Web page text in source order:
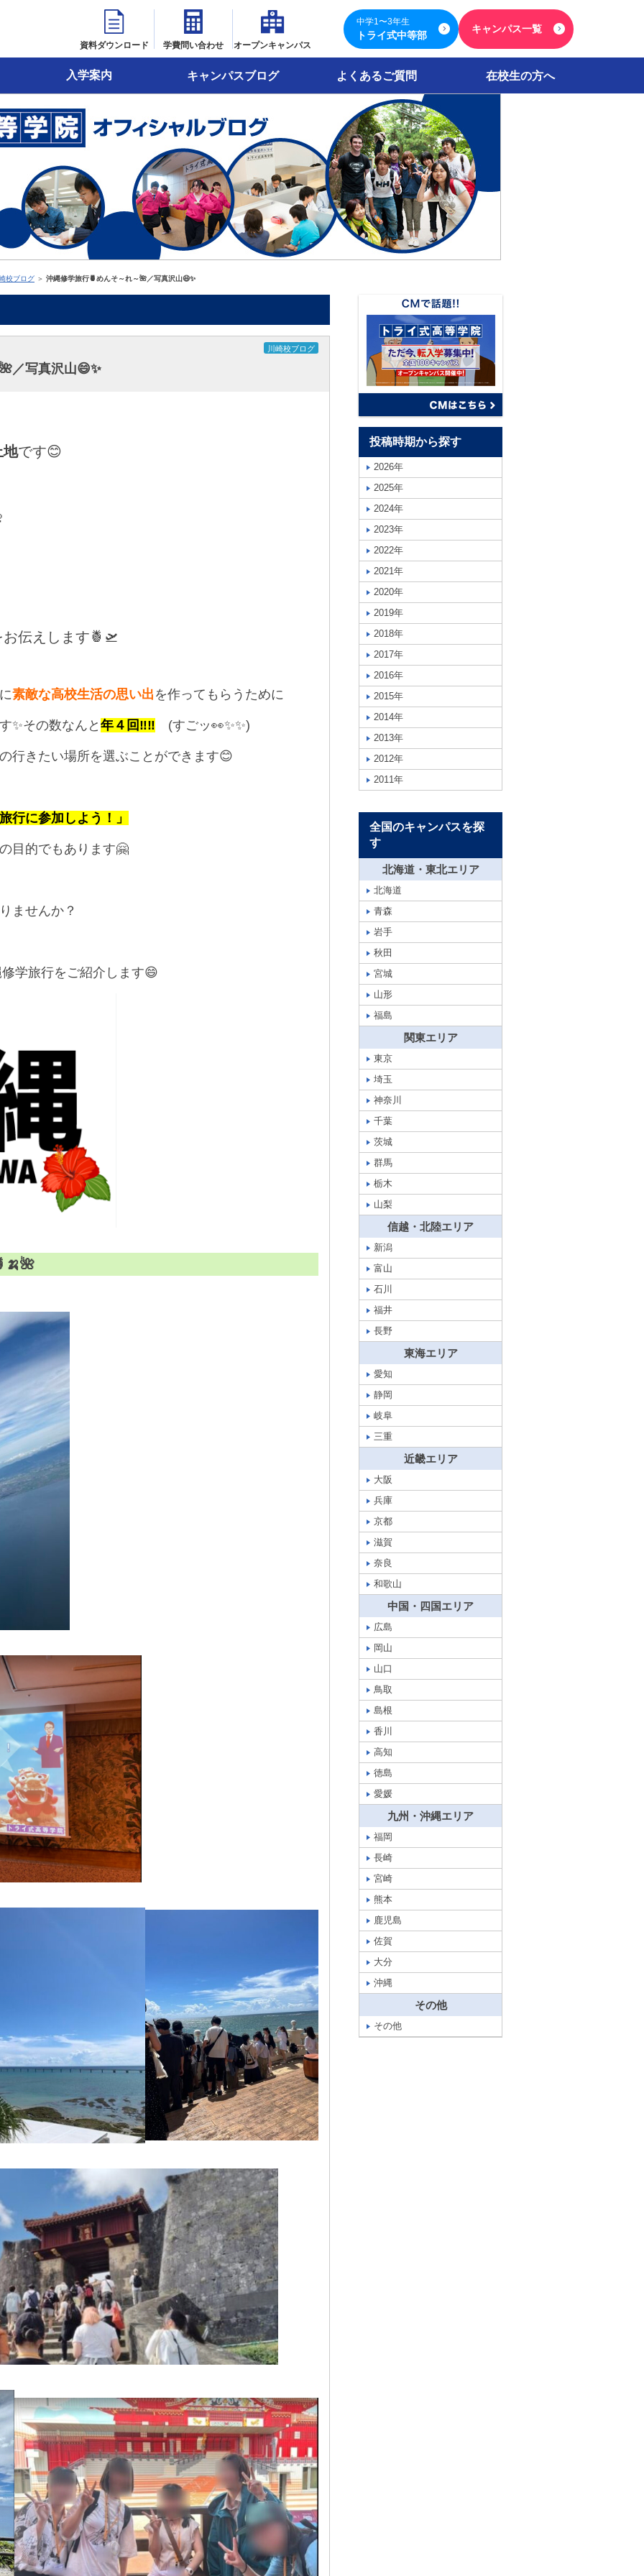
資料ダウンロード 学費問い合わせ オープンキャンパス
中学1〜3年生
トライ式中等部
キャンパス一覧
入学案内 キャンパスブログ よくあるご質問 在校生の方へ
校ブログ ＞ 沖縄修学旅行🍍めんそ～れ～🌺／写真沢山😄✨
川崎校ブログ
／写真沢山😄✨
地です😊
伝えします🍍🛫
素敵な高校生活の思い出 を作ってもらうために
✨その数なんと 年４回‼‼ (すごッ👀✨✨)
行きたい場所を選ぶことができます😊
行に参加しよう！」
目的でもあります🤗
ませんか？
学旅行をご紹介します😄
投稿時期から探す
2026年
2025年
2024年
2023年
2022年
2021年
2020年
2019年
2018年
2017年
2016年
2015年
2014年
2013年
2012年
2011年
全国のキャンパスを探
す
北海道・東北エリア
北海道
青森
岩手
秋田
宮城
山形
福島
関東エリア
東京
埼玉
神奈川
千葉
茨城
群馬
栃木
山梨
信越・北陸エリア
新潟
富山
石川
福井
長野
東海エリア
愛知
静岡
岐阜
三重
近畿エリア
大阪
兵庫
京都
滋賀
奈良
和歌山
中国・四国エリア
広島
岡山
山口
鳥取
島根
香川
高知
徳島
愛媛
九州・沖縄エリア
福岡
長崎
宮崎
熊本
鹿児島
佐賀
大分
沖縄
その他
その他